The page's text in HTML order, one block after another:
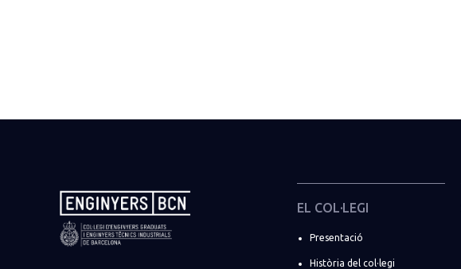
EL COL·LEGI
Presentació
Història del col·legi